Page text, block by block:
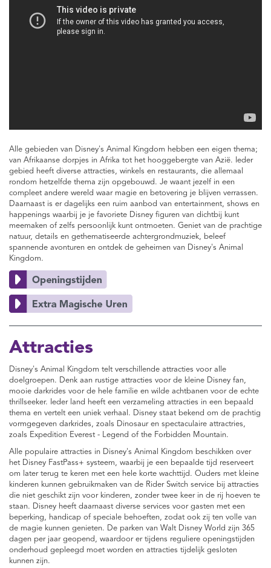
Alle gebieden van Disney's Animal Kingdom hebben een eigen thema;
van Afrikaanse dorpjes in Afrika tot het hooggebergte van Azië. Ieder
gebied heeft diverse attracties, winkels en restaurants, die allemaal
rondom hetzelfde thema zijn opgebouwd. Je waant jezelf in een
compleet andere wereld waar magie en betovering je blijven verrassen.
Daarnaast is er dagelijks een ruim aanbod van entertainment, shows en
happenings waarbij je je favoriete Disney figuren van dichtbij kunt
meemaken of zelfs persoonlijk kunt ontmoeten. Geniet van de prachtige
natuur, details en gethematiseerde achtergrondmuziek, beleef
spannende avonturen en ontdek de geheimen van Disney's Animal
Kingdom.
Attracties
Disney's Animal Kingdom telt verschillende attracties voor alle
doelgroepen. Denk aan rustige attracties voor de kleine Disney fan,
mooie darkrides voor de hele familie en wilde achtbanen voor de echte
thrillseeker. Ieder land heeft een verzameling attracties in een bepaald
thema en vertelt een uniek verhaal. Disney staat bekend om de prachtig
vormgegeven darkrides, zoals Dinosaur en spectaculaire attractries,
zoals Expedition Everest - Legend of the Forbidden Mountain.
Alle populaire attracties in Disney's Animal Kingdom beschikken over
het Disney FastPass+ systeem, waarbij je een bepaalde tijd reserveert
om later terug te keren met een hele korte wachttijd. Ouders met kleine
kinderen kunnen gebruikmaken van de Rider Switch service bij attracties
die niet geschikt zijn voor kinderen, zonder twee keer in de rij hoeven te
staan. Disney heeft daarnaast diverse services voor gasten met een
beperking, handicap of speciale behoeften, zodat ook zij ten volle van
de magie kunnen genieten. De parken van Walt Disney World zijn 365
dagen per jaar geopend, waardoor er tijdens reguliere openingstijden
onderhoud gepleegd moet worden en attracties tijdelijk gesloten
kunnen zijn.